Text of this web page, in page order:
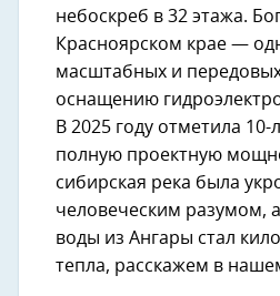
небоскреб в 32 этажа.
Красноярском крае —
масштабных и
оснащению
В 2025 году отметила 10-
полную проектную
сибирская река была
человеческим разумом,
воды из Ангары стал
тепла, расскажем в